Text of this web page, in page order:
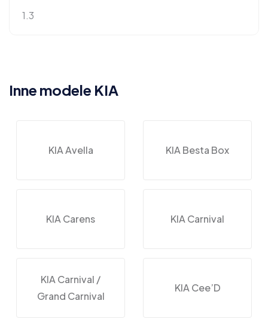
1.3
Inne modele KIA
KIA Avella KIA Besta Box
KIA Carens KIA Carnival
KIA Carnival /
Grand Carnival
KIA Cee’D